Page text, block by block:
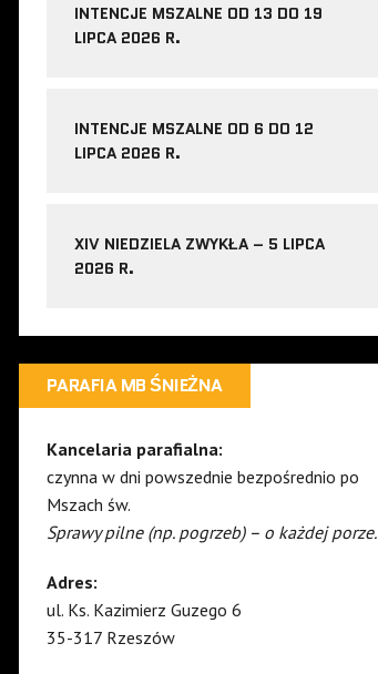
INTENCJE MSZALNE OD 13 DO 19
LIPCA 2026 R.
INTENCJE MSZALNE OD 6 DO 12
LIPCA 2026 R.
XIV NIEDZIELA ZWYKŁA – 5 LIPCA
2026 R.
PARAFIA MB ŚNIEŻNA
Kancelaria parafialna:
czynna w dni powszednie bezpośrednio po
Mszach św.
Sprawy pilne (np. pogrzeb) – o każdej porze.
Adres:
ul. Ks. Kazimierz Guzego 6
35-317 Rzeszów